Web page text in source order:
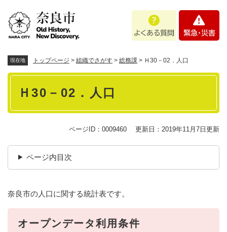
あ
問
・
現在地 トップページ > 組織でさがす > 総務課 > Ｈ30－02．人口
本
Ｈ30－02．人口
ページID：0009460 更新日：2019年11月7日更新
ページ内目次
奈良市の人口に関する統計表です。
オープンデータ利用条件